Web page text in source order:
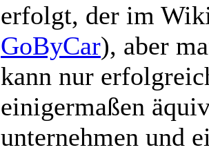
erfolgt, der im
GoByCar), aber
kann nur
einigermaßen
unternehmen und